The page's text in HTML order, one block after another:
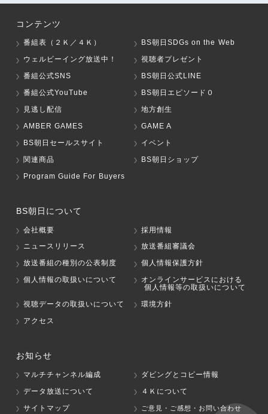
コンテンツ
番組表（２Ｋ／４Ｋ）
BS朝日SDGs on the Web
ウェルビーイング放送中！
視聴者プレゼント
番組公式SNS
BS朝日公式LINE
番組公式YouTube
BS朝日エピソード０
見逃し配信
地方創生
AMBER GAMES
GAME A
BS朝日セールスサイト
イベント
関連商品
BS朝日ショップ
Program Guide For Buyers
BS朝日について
会社概要
採用情報
ニュースリリース
放送番組審議会
放送番組の種別の公表制度
個人情報保護方針
個人情報の取扱いについて
オンラインサービスにおける
個人情報等の取扱いについて
視聴データの取扱いについて
環境方針
アクセス
お知らせ
マルチチャンネル編成
ダビングとコピー情報
データ放送について
４Ｋについて
サイトマップ
ご意見・ご感想・お問い合わせ